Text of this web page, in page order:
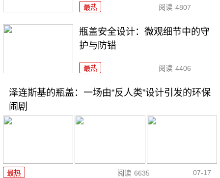
最热 阅读 4807
瓶盖安全设计：微观细节中的守
护与防错
最热 阅读 4406
泽连斯基的瓶盖：一场由“反人类”设计引发的环保
闹剧
最热 阅读 6635 07-17